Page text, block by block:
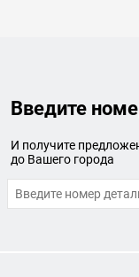
Введите
И получите
до Вашего города